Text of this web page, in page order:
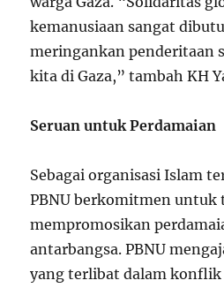
kemanusiaan sangat
meringankan penderitaan
kita di Gaza,” tambah KH
Seruan untuk Perdamaian
Sebagai organisasi Islam
PBNU berkomitmen untuk
mempromosikan
antarbangsa. PBNU
yang terlibat dalam